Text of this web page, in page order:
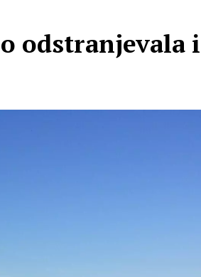
odstranjevala